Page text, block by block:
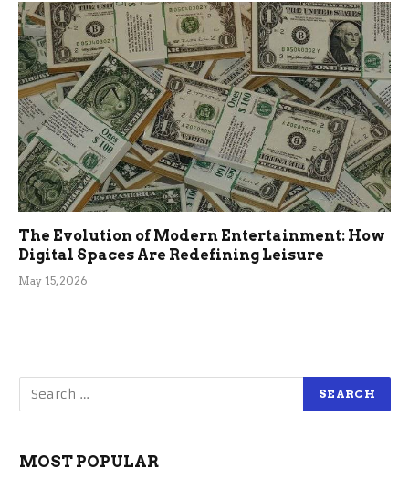
The Evolution of Modern Entertainment: How
Digital Spaces Are Redefining Leisure
May 15, 2026
MOST POPULAR